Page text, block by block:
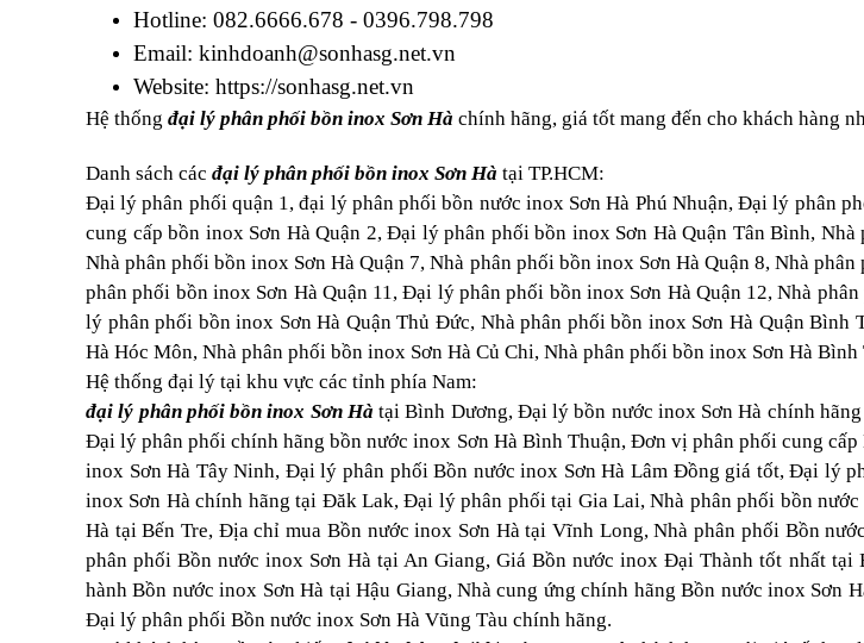
Hotline: 082.6666.678 - 0396.798.798
Email: kinhdoanh@sonhasg.net.vn
Website: https://sonhasg.net.vn
Hệ thống đại lý phân phối bồn inox Sơn Hà chính hãng, giá tốt mang đến cho khách hàng
Danh sách các đại lý phân phối bồn inox Sơn Hà tại TP.HCM:
Đại lý phân phối quận 1, đại lý phân phối bồn nước inox Sơn Hà Phú Nhuận, Đại lý phân
cung cấp bồn inox Sơn Hà Quận 2, Đại lý phân phối bồn inox Sơn Hà Quận Tân Bình,
Nhà phân phối bồn inox Sơn Hà Quận 7, Nhà phân phối bồn inox Sơn Hà Quận 8, Nhà
phân phối bồn inox Sơn Hà Quận 11, Đại lý phân phối bồn inox Sơn Hà Quận 12, Nhà
lý phân phối bồn inox Sơn Hà Quận Thủ Đức, Nhà phân phối bồn inox Sơn Hà Quận
Hà Hóc Môn, Nhà phân phối bồn inox Sơn Hà Củ Chi, Nhà phân phối bồn inox Sơn Hà Bình
Hệ thống đại lý tại khu vực các tỉnh phía Nam:
đại lý phân phối bồn inox Sơn Hà tại Bình Dương, Đại lý bồn nước inox Sơn Hà chính
Đại lý phân phối chính hãng bồn nước inox Sơn Hà Bình Thuận, Đơn vị phân phối cung
inox Sơn Hà Tây Ninh, Đại lý phân phối Bồn nước inox Sơn Hà Lâm Đồng giá tốt, Đại lý
inox Sơn Hà chính hãng tại Đăk Lak, Đại lý phân phối tại Gia Lai, Nhà phân phối bồn
Hà tại Bến Tre, Địa chỉ mua Bồn nước inox Sơn Hà tại Vĩnh Long, Nhà phân phối Bồn
phân phối Bồn nước inox Sơn Hà tại An Giang, Giá Bồn nước inox Đại Thành tốt nhất
hành Bồn nước inox Sơn Hà tại Hậu Giang, Nhà cung ứng chính hãng Bồn nước inox
Đại lý phân phối Bồn nước inox Sơn Hà Vũng Tàu chính hãng.